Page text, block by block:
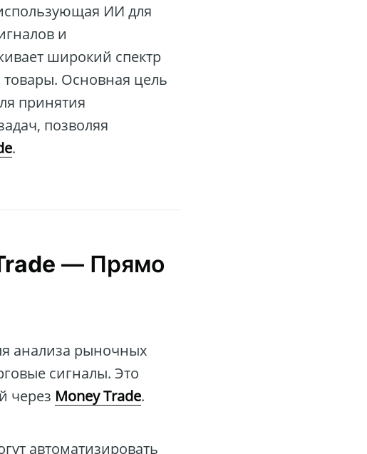
ИИ для
и
широкий спектр
Основная цель
принятия
позволяя
.
— Прямо
анализа рыночных
сигналы. Это
через Money Trade.
автоматизировать